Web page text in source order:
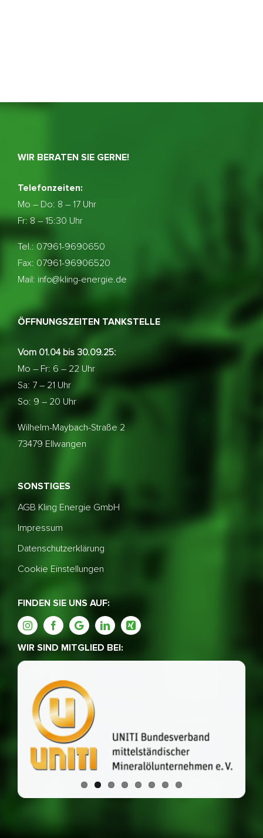
WIR BERATEN SIE GERNE!
Telefonzeiten:
Mo – Do: 8 – 17 Uhr
Fr: 8 – 15:30 Uhr
Tel.: 07961-9690650
Fax: 07961-96906520
Mail: info@kling-energie.de
ÖFFNUNGSZEITEN TANKSTELLE
Vom 01.04 bis 30.09.25:
Mo – Fr: 6 – 22 Uhr
Sa: 7 – 21 Uhr
So: 9 – 20 Uhr
Wilhelm-Maybach-Straße 2
73479 Ellwangen
SONSTIGES
AGB Kling Energie GmbH
Impressum
Datenschutzerklärung
Cookie Einstellungen
FINDEN SIE UNS AUF:
WIR SIND MITGLIED BEI: